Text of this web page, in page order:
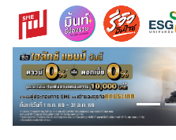
Skip
content
Search
for: